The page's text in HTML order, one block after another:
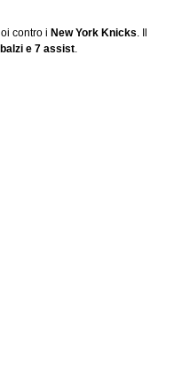
contro i New York Knicks. Il
e 7 assist.